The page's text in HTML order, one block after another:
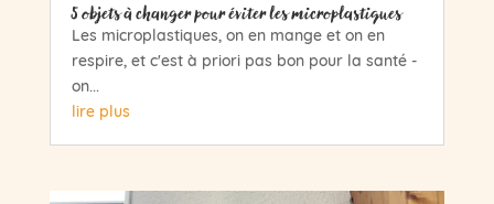
5 objets à changer pour éviter les microplastiques
Les microplastiques, on en mange et on en
respire, et c'est à priori pas bon pour la santé -
on...
lire plus